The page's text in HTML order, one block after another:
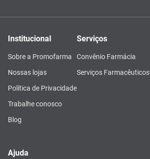
Institucional
Sobre a Promofarma
Nossas lojas
Política de Privacidade
Trabalhe conosco
Blog
Serviços
Convênio Farmácia
Serviços Farmacêuticos
Ajuda